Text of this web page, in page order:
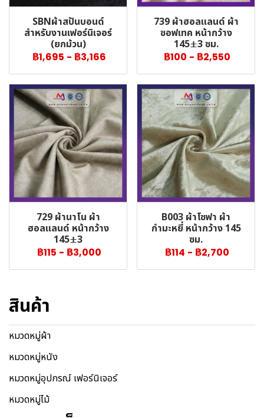
SBNผ้าสปันบอนด์
สำหรับงานเฟอร์นิเจอร์
(ยกม้วน)
฿1,695 - ฿3,166
739 ผ้าฮอลแลนด์ ผ้า
ซอฟเทค หน้ากว้าง
145±3 ซม.
฿100 - ฿2,550
729 ผ้านาโน ผ้า
ฮอลแลนด์ หน้ากว้าง
145±3
฿115 - ฿3,000
B003 ผ้าโซฟา ผ้า
กำมะหยี่ หน้ากว้าง 145
ซม.
฿114 - ฿2,700
สินค้า
หมวดหมู่ผ้า
หมวดหมู่หนัง
หมวดหมู่อุปกรณ์ เฟอร์นิเจอร์
หมวดหมู่ไม้